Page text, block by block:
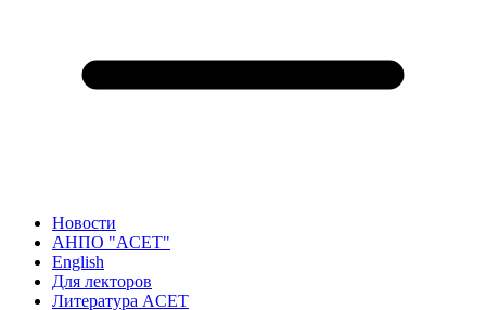
Новости
АНПО "ACET"
English
Для лекторов
Литература ACET